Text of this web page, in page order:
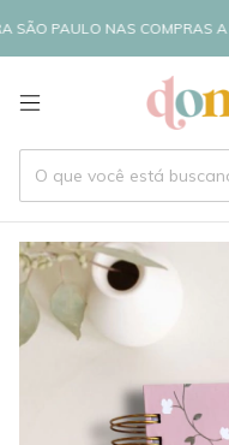
NAS COMPRAS A